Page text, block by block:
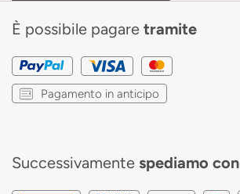
È possibile pagare tramite
Pagamento in anticipo
Successivamente spediamo con